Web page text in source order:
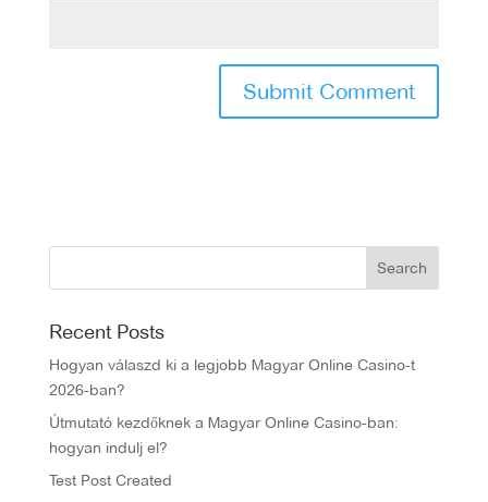
Recent Posts
Hogyan válaszd ki a legjobb Magyar Online Casino-t
2026-ban?
Útmutató kezdőknek a Magyar Online Casino-ban:
hogyan indulj el?
Test Post Created